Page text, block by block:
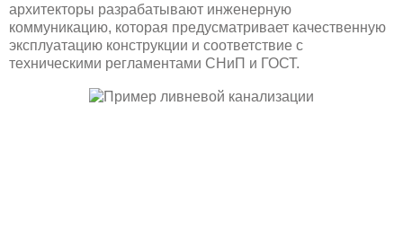
архитекторы разрабатывают инженерную
коммуникацию, которая предусматривает качественную
эксплуатацию конструкции и соответствие с
техническими регламентами СНиП и ГОСТ.